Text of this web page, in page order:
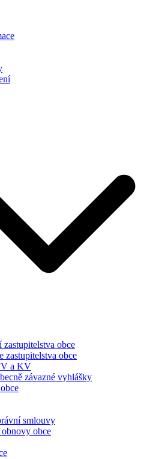
zastupitelstva obce
zastupitelstva obce
a KV
závazné vyhlášky
smlouvy
obce